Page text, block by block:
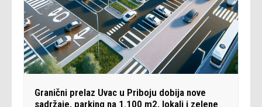
Granični prelaz Uvac u Priboju dobija nove
sadržaje, parking na 1.100 m2, lokali i zelene